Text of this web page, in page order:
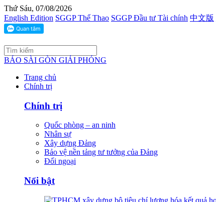
Thứ Sáu, 07/08/2026
English Edition SGGP Thể Thao SGGP Đầu tư Tài chính 中文版
BÁO SÀI GÒN GIẢI PHÓNG
Trang chủ
Chính trị
Chính trị
Quốc phòng – an ninh
Nhân sự
Xây dựng Đảng
Bảo vệ nền tảng tư tưởng của Đảng
Đối ngoại
Nổi bật